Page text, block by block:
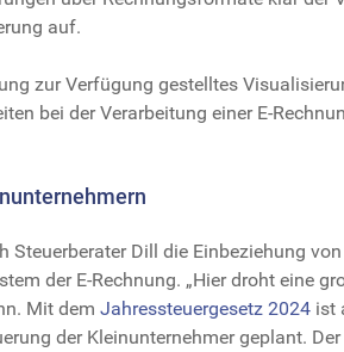
auf.
zur Verfügung gestelltes
bei der Verarbeitung einer E-
Dill die Einbeziehung von
der E-Rechnung. „Hier droht eine
Mit dem Jahressteuergesetz 2024 ist
der Kleinunternehmer geplant.